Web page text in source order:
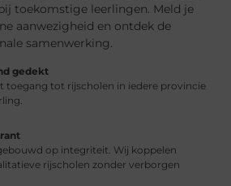
Neem contact met ons op
toekomstige leerlingen. Meld je
aanwezigheid en ontdek de
samenwerking.
gedekt
toegang tot rijscholen in iedere provincie
op integriteit. Wij koppelen
rijscholen zonder verborgen